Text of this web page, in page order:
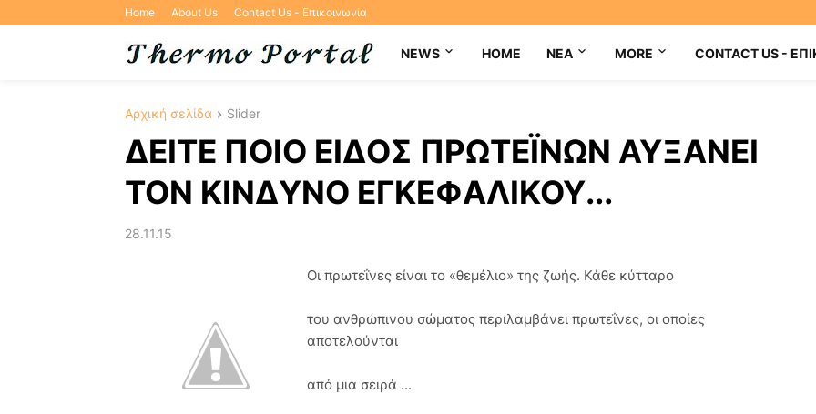
Home About Us Contact Us - Επικοινωνία
NEWS HOME NEA MORE CONTACT US -
Αρχική σελίδα Slider
ΔΕΙΤΕ ΠΟΙΟ ΕΙΔΟΣ ΠΡΩΤΕΪΝΩΝ ΑΥΞΑΝΕΙ
ΤΟΝ ΚΙΝΔΥΝΟ ΕΓΚΕΦΑΛΙΚΟΥ...
28.11.15
Οι πρωτεΐνες είναι το «θεμέλιο» της ζωής. Κάθε κύτταρο
του ανθρώπινου σώματος περιλαμβάνει πρωτεΐνες, οι οποίες
αποτελούνται
από μια σειρά ...